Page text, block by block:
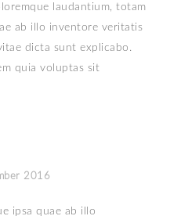
laudantium, totam
ab illo inventore veritatis
dicta sunt explicabo.
quia voluptas sit
2016
ipsa quae ab illo